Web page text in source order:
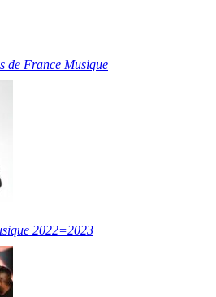
de France Musique
2022=2023